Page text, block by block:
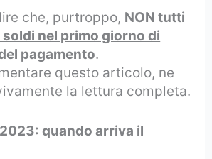
che, purtroppo, NON tutti
nel primo giorno di
pagamento.
questo articolo, ne
la lettura completa.
quando arriva il